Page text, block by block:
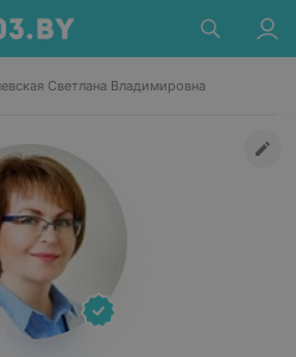
Светлана Владимировна